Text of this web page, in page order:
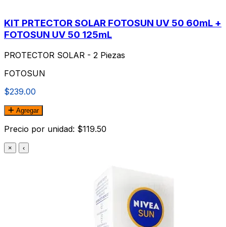
KIT PRTECTOR SOLAR FOTOSUN UV 50 60mL +
FOTOSUN UV 50 125mL
PROTECTOR SOLAR - 2 Piezas
FOTOSUN
$239.00
Agregar
Precio por unidad: $119.50
× ‹